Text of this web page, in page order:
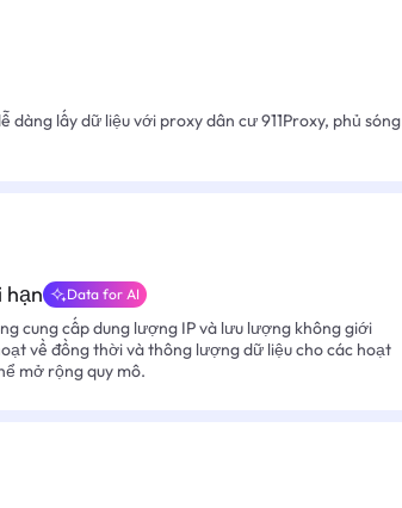
dàng lấy dữ liệu với proxy dân cư 911Proxy, phủ sóng
hạn Data for AI
cung cấp dung lượng IP và lưu lượng không giới
về đồng thời và thông lượng dữ liệu cho các hoạt
mở rộng quy mô.